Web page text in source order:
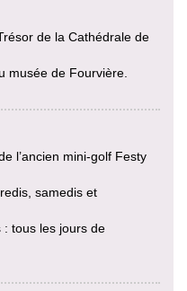
de la Cathédrale de
musée de Fourvière.
l’ancien mini-golf Festy
samedis et
: tous les jours de